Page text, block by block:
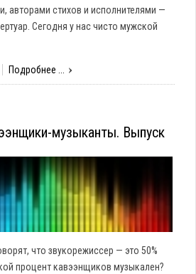
авторами стихов и исполнителями —
Сегодня у нас чисто мужской
Подробнее ...
музыканты. Выпуск
что звукорежиссер — это 50%
процент кавээнщиков музыкален?